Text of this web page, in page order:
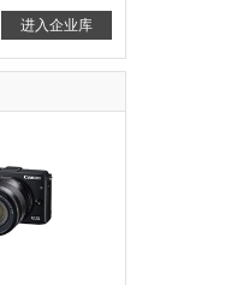
进入企业库